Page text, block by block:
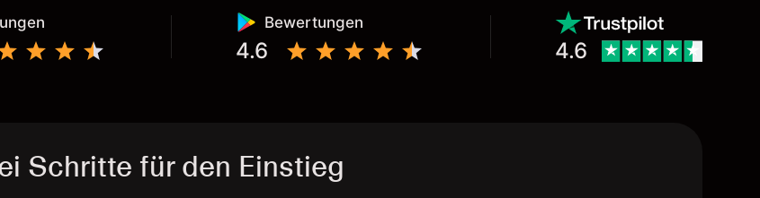
Bewertungen
4.6 4.6
Schritte für den Einstieg